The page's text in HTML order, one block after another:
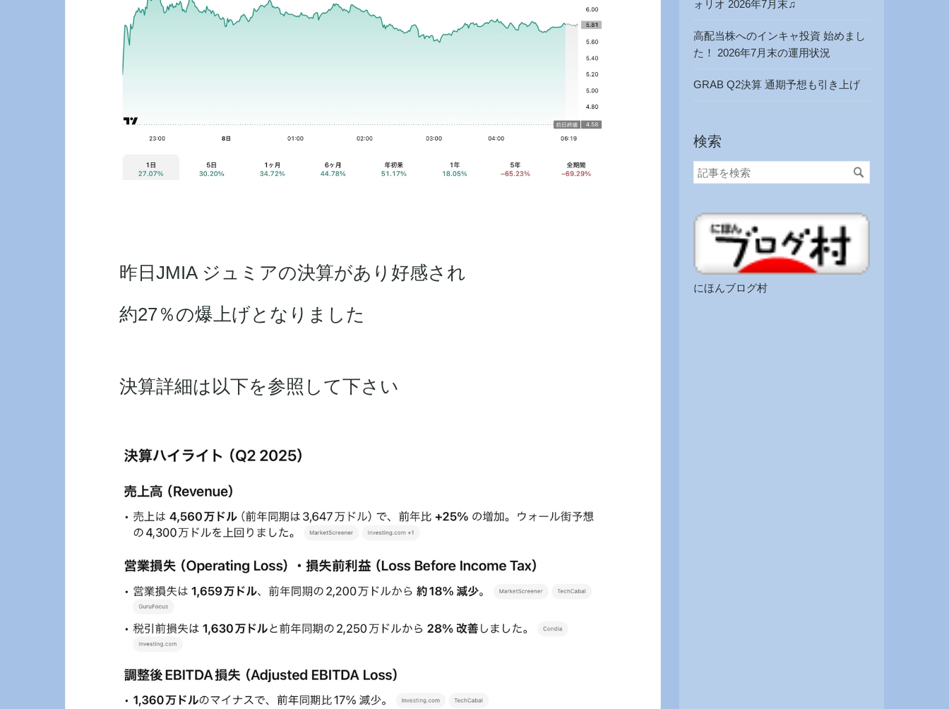
昨日JMIA ジュミアの決算があり好感され
約27％の爆上げとなりました
決算詳細は以下を参照して下さい
ォリオ 2026年7月末♫
高配当株へのインキャ投資 始めまし
た！ 2026年7月末の運用状況
GRAB Q2決算 通期予想も引き上げ
検索
にほんブログ村